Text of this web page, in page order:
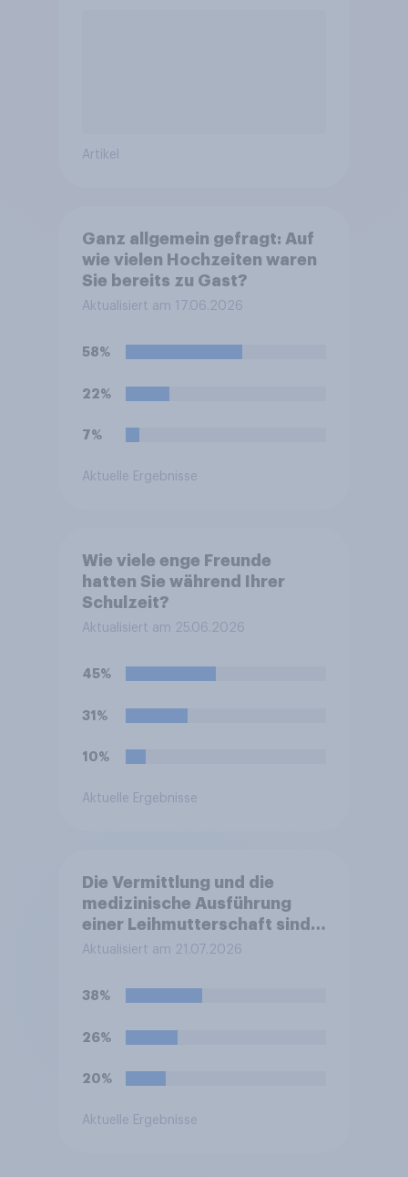
Artikel
Ganz allgemein gefragt: Auf
wie vielen Hochzeiten waren
Sie bereits zu Gast?
Aktualisiert am 17.06.2026
58%
22%
7%
Aktuelle Ergebnisse
Wie viele enge Freunde
hatten Sie während Ihrer
Schulzeit?
Aktualisiert am 25.06.2026
45%
31%
10%
Aktuelle Ergebnisse
Die Vermittlung und die
medizinische Ausführung
einer Leihmutterschaft sind
in Deutschland anders als in
verboten. Wie stehen Sie zu
Aktualisiert am 21.07.2026
38%
26%
20%
Aktuelle Ergebnisse